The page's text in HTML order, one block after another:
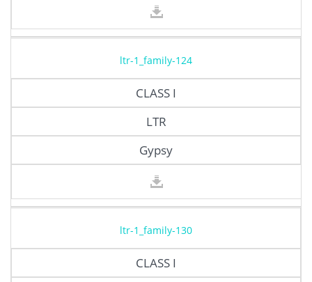
ltr-1_family-124
CLASS I
LTR
Gypsy
ltr-1_family-130
CLASS I